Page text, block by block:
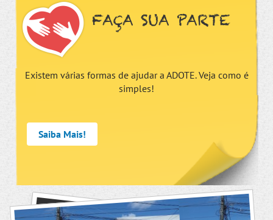
FAÇA SUA PARTE
Existem várias formas de ajudar a ADOTE. Veja como é
simples!
Saiba Mais!